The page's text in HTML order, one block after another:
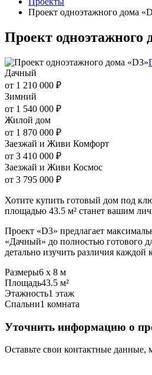
Проект одноэтажного дома
Проект одноэтажного
Дачный
от 1 210 000 ₽
Зимний
от 1 540 000 ₽
Жилой дом
от 1 870 000 ₽
Заезжай и Живи Комфорт
от 3 410 000 ₽
Заезжай и Живи Космос
от 3 795 000 ₽
Хотите купить готовый дом под
площадью 43.5 м² станет вашим
Проект «D3» предлагает
«Дачный» до полностью готового
детально изучить различия
Размеры6 х 8 м
Площадь43.5 м²
Этажность1 этаж
Спальни1 комната
Уточнить информацию о
Оставьте свои контактные